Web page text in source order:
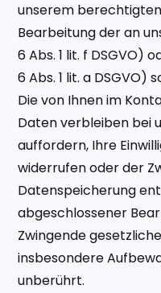
unserem
Bearbeitung der an
6 Abs. 1 lit. f DSGVO)
6 Abs. 1 lit. a
Die von Ihnen im
Daten verbleiben bei
auffordern, Ihre
widerrufen oder der
Datenspeicherung
abgeschlossener
Zwingende
insbesondere
unberührt.